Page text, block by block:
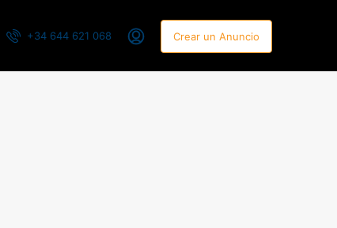
+34 644 621 068 Crear un Anuncio